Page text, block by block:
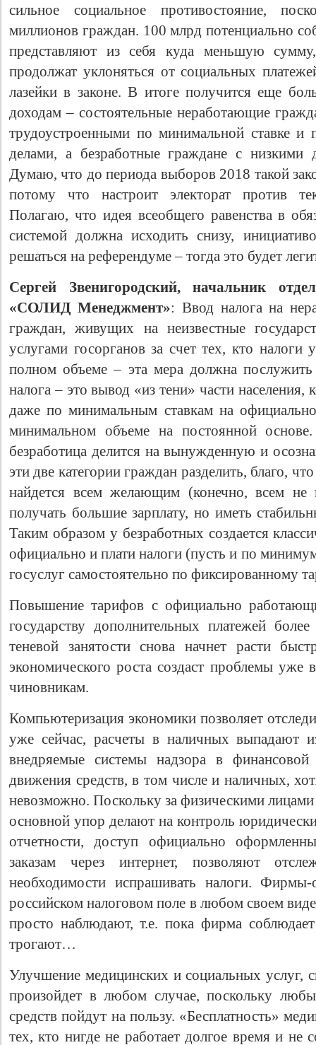
сильное социальное противостояние,
миллионов граждан. 100 млрд потенциально
представляют из себя куда меньшую
продолжат уклоняться от социальных
лазейки в законе. В итоге получится еще
доходам – состоятельные неработающие
трудоустроенными по минимальной ставке и
делами, а безработные граждане с низкими
Думаю, что до периода выборов 2018 такой
потому что настроит электорат против
Полагаю, что идея всеобщего равенства в
системой должна исходить снизу,
решаться на референдуме – тогда это будет
Сергей Звенигородский, начальник
«СОЛИД Менеджмент»: Ввод налога на
граждан, живущих на неизвестные
услугами госорганов за счет тех, кто налоги
полном объеме – эта мера должна
налога – это вывод «из тени» части
даже по минимальным ставкам на
минимальном объеме на постоянной
безработица делится на вынужденную и
эти две категории граждан разделить, благо,
найдется всем желающим (конечно, всем не
получать большие зарплату, но иметь
Таким образом у безработных создается
официально и плати налоги (пусть и по
госуслуг самостоятельно по фиксированному
Повышение тарифов с официально
государству дополнительных платежей
теневой занятости снова начнет расти
экономического роста создаст проблемы уже
чиновникам.
Компьютеризация экономики позволяет
уже сейчас, расчеты в наличных выпадают
внедряемые системы надзора в
движения средств, в том числе и наличных,
невозможно. Поскольку за физическими
основной упор делают на контроль
отчетности, доступ официально
заказам через интернет, позволяют
необходимости испрашивать налоги. Фирмы-
российском налоговом поле в любом своем
просто наблюдают, т.е. пока фирма
трогают…
Улучшение медицинских и социальных
произойдет в любом случае, поскольку
средств пойдут на пользу. «Бесплатность»
тех, кто нигде не работает долгое время и не